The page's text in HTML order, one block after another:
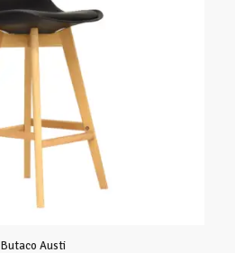
Butaco Austi